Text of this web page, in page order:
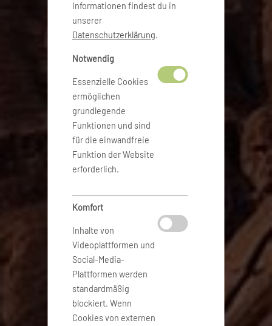
Informationen findest du in
unserer
Datenschutzerklärung.
Notwendig
Essenzielle Cookies
ermöglichen
grundlegende
Funktionen und sind
für die einwandfreie
Funktion der Website
erforderlich.
Komfort
Inhalte von
Videoplattformen und
Social-Media-
Plattformen werden
standardmäßig
blockiert. Wenn
Cookies von externen